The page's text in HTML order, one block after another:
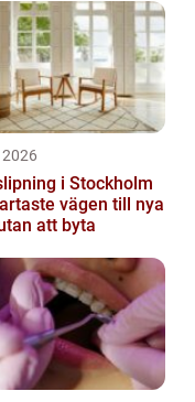
i Stockholm
vägen till nya
att byta